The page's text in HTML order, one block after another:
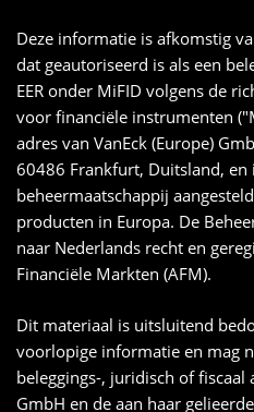
Deze informatie is afkomstig
dat geautoriseerd is als een
EER onder MiFID volgens de
voor financiële instrumenten
adres van VanEck (Europe)
60486 Frankfurt, Duitsland, en
beheermaatschappij
producten in Europa. De
naar Nederlands recht en
Financiële Markten (AFM).
Dit materiaal is uitsluitend
voorlopige informatie en mag
beleggings-, juridisch of fiscaal
GmbH en de aan haar